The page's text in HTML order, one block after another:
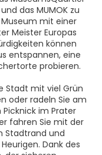
das MUMOK zu
mit einer
Meister Europas
können
entspannen, eine
probieren.
Stadt mit viel Grün
oder radeln Sie am
im Prater
fahren Sie mit der
Stadtrand und
Dank des